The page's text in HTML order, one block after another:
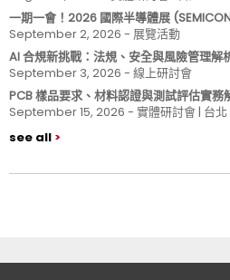
一期一會！2026 國際半導體展
September 2, 2026 - 展覽活動
AI 合規新挑戰：法規、安全與風險管理解
September 3, 2026 - 線上研討會
PCB 樣品要求、材料認證與測試評估實務
September 15, 2026 - 實體研討會 | 台北
see all